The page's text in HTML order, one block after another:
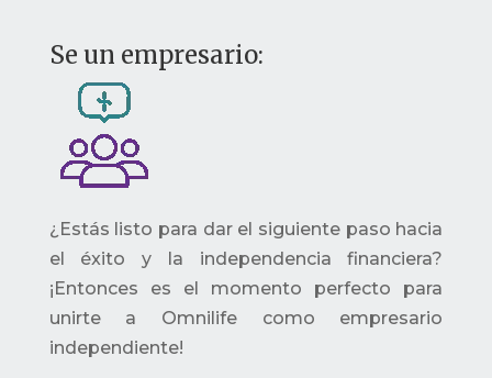
Se un empresario:
¿Estás listo para dar el siguiente paso hacia
el éxito y la independencia financiera?
¡Entonces es el momento perfecto para
unirte a Omnilife como empresario
independiente!